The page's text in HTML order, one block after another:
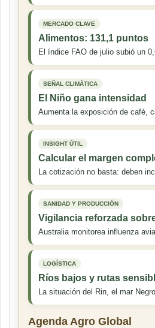
MERCADO CLAVE
Alimentos: 131,1 puntos
El índice FAO de julio subió un
SEÑAL CLIMÁTICA
El Niño gana intensidad
Aumenta la exposición de café,
INSIGHT ÚTIL
Calcular el margen
La cotización no basta: deben
SANIDAD Y PRODUCCIÓN
Vigilancia reforzada
Australia monitorea influenza
LOGÍSTICA
Ríos bajos y rutas
La situación del Rin, el mar
Agenda Agro Global